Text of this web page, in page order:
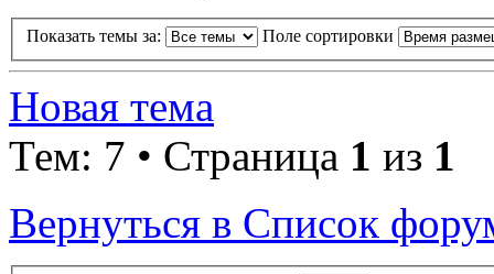
Показать темы за: Поле сортировки
Новая тема
Тем: 7 • Страница 1 из 1
Вернуться в Список